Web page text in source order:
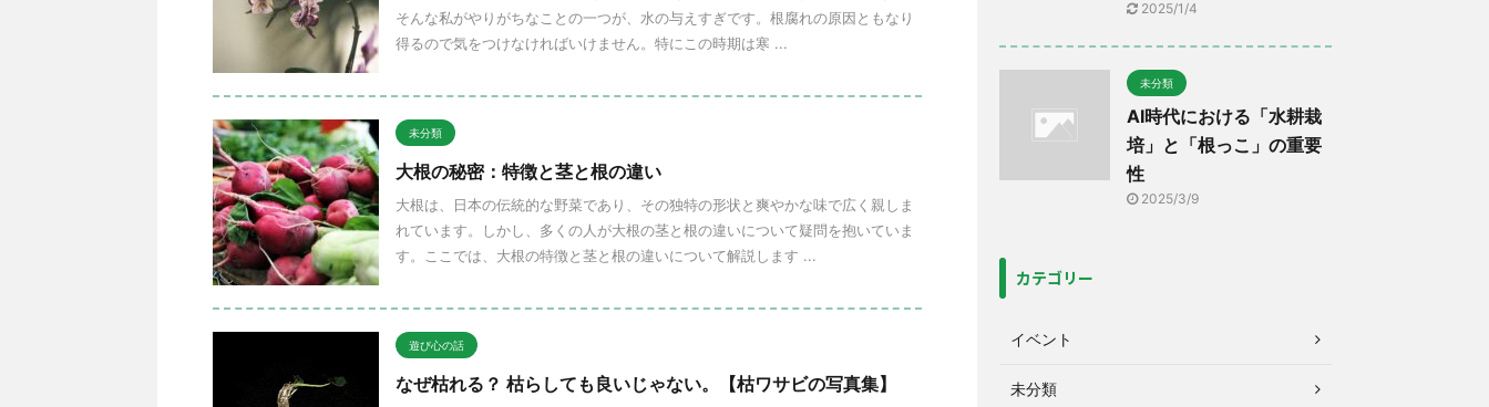
そんな私がやりがちなことの一つが、水の与えすぎです。根腐れの原因ともなり
得るので気をつけなければいけません。特にこの時期は寒 ...
未分類
大根の秘密：特徴と茎と根の違い
大根は、日本の伝統的な野菜であり、その独特の形状と爽やかな味で広く親しま
れています。しかし、多くの人が大根の茎と根の違いについて疑問を抱いていま
す。ここでは、大根の特徴と茎と根の違いについて解説します ...
遊び心の話
なぜ枯れる？ 枯らしても良いじゃない。【枯ワサビの写真集】
2025/1/4
未分類
AI時代における「水耕栽
培」と「根っこ」の重要
性
2025/3/9
カテゴリー
イベント
未分類